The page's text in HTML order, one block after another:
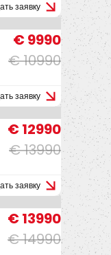
заявку
€ 10990
€ 9990
заявку
€ 13990
€ 12990
заявку
€ 14990
€ 13990